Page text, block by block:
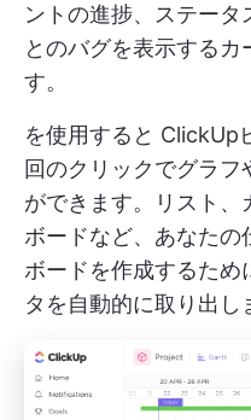
ントの進捗、ステー
とのバグを表示するカ
す。
を使用すると ClickUp
回のクリックでグラフ
ができます。リスト、
ボードなど、あなたの
ボードを作成するため
タを自動的に取り出し